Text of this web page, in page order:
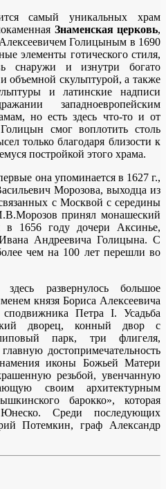
самый уникальных храм
Знаменская церковь,
Голицыным в 1690
элементы готического стиля,
снаружи и изнутри богато
объемной скульптурой, а также
и латинские надписи
западноевропейским
но есть здесь что-то и от
смог воплотить столь
только благодаря близости к
постройкой этого храма.
она упоминается в 1627 г.,
Морозова, выходца из
с Москвой с середины
принял монашеский
в 1656 году дочери Аксинье,
Андреевича Голицына. С
чем на 100 лет перешли во
развернулось большое
князя Бориса Алексеевича
Петра I. Усадьба
дворец, конный двор с
парк, три флигеля,
достопримечательность
иконы Божьей Матери
резьбой, увенчанную
своим архитектурным
барокко», которая
Среди последующих
Потемкин, граф Александр